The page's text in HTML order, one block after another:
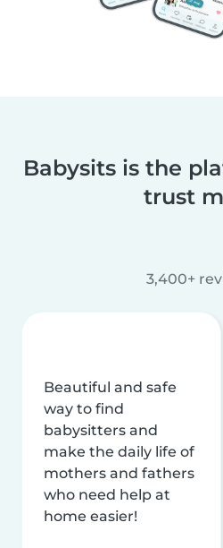
Babysits is the
trust
3,400+
Beautiful and safe
way to find
babysitters and
make the daily life of
mothers and fathers
who need help at
home easier!